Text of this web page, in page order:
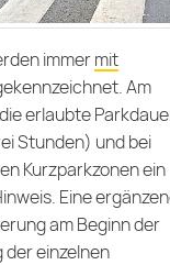
immermit
. Am
erlaubte
Stunden) und bei
Kurzparkzonen ein
Eine
am Beginn der
der einzelnen